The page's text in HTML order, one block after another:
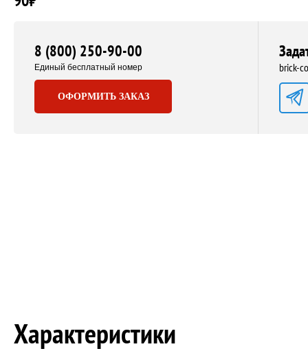
8 (800) 250-90-00
Единый бесплатный номер
ОФОРМИТЬ ЗАКАЗ
brick-
Характеристики